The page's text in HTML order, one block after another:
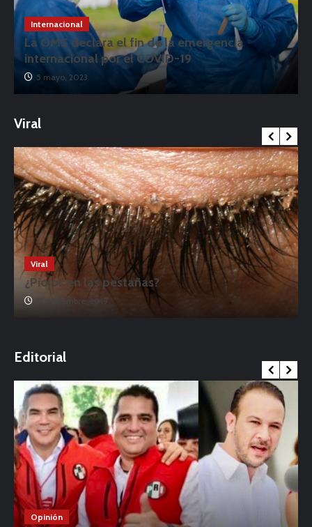
Internacional
La OMS declara el fin de la emergencia
internacional por el COVID-19
5 mayo, 2023
Viral
Viral
¿Piojos en las pestañas?
17 noviembre, 2019
Editorial
Opinión